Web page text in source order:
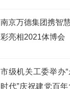
南京万德集团携智
彩亮相2021体博会
市级机关工委举办
时代”庆祝建党百